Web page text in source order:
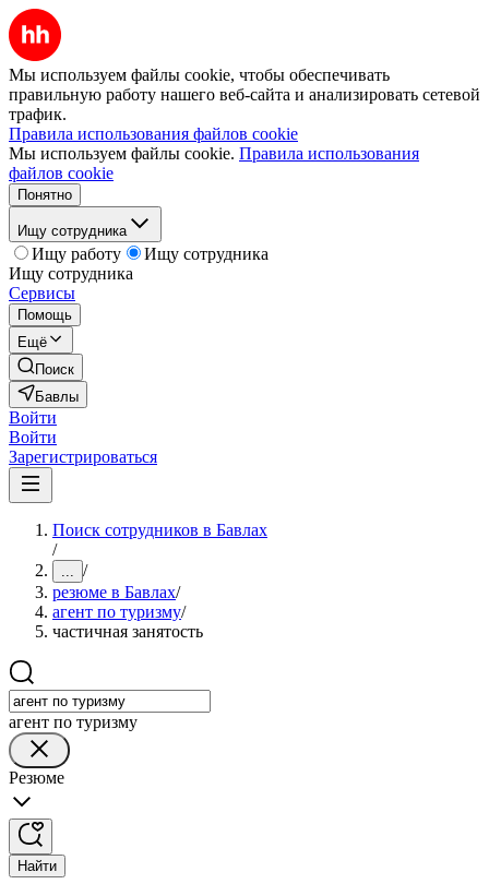
Мы используем файлы cookie, чтобы обеспечивать
правильную работу нашего веб-сайта и анализировать сетевой
трафик.
Правила использования файлов cookie
Мы используем файлы cookie. Правила использования
файлов cookie
Понятно
Ищу сотрудника
Ищу работу
Ищу сотрудника
Ищу сотрудника
Сервисы
Помощь
Ещё
Поиск
Бавлы
Войти
Войти
Зарегистрироваться
Поиск сотрудников в Бавлах
/
... /
резюме в Бавлах/
агент по туризму/
частичная занятость
агент по туризму
Резюме
Найти